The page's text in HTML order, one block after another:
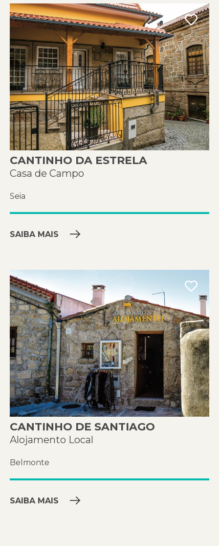
CANTINHO DA ESTRELA
Casa de Campo
Seia
SAIBA MAIS
CANTINHO DE SANTIAGO
Alojamento Local
Belmonte
SAIBA MAIS